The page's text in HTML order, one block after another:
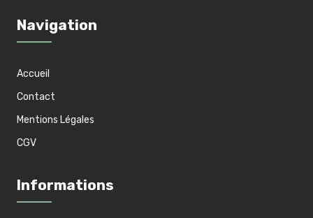
Navigation
Accueil
Contact
Mentions Légales
CGV
Informations